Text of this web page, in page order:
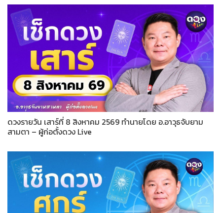
ดวงรายวัน เสาร์ที่ 8 สิงหาคม 2569 ทำนายโดย อ.อาวุธจับยาม
สามตา – ผู้ก่อตั้งดวง Live